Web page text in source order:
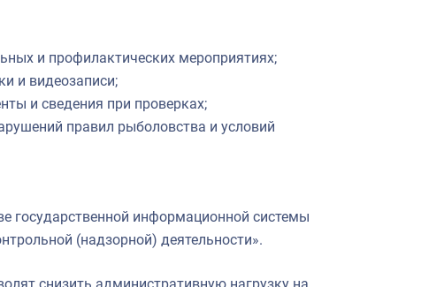
и профилактических мероприятиях;
и видеозаписи;
и сведения при проверках;
правил рыболовства и условий
государственной информационной системы
(надзорной) деятельности».